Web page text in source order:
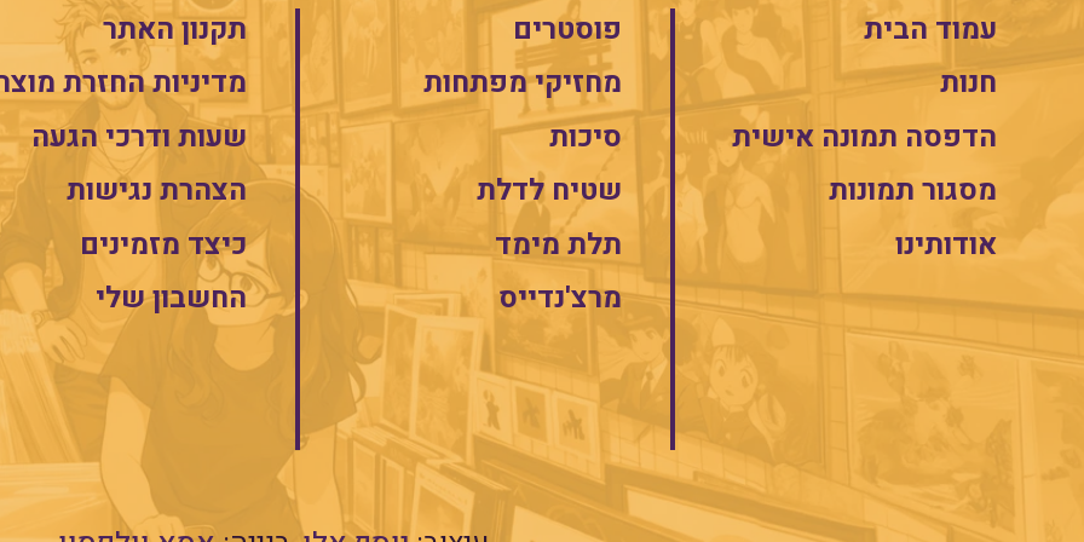
עמוד הבית
חנות
הדפסה תמונה אישית
מסגור תמונות
אודותינו
פוסטרים
מחזיקי מפתחות
סיכות
שטיח לדלת
תלת מימד
מרצ'נדייס
תקנון האתר
מדיניות החזרת
שעות ודרכי הגעה
הצהרת נגישות
כיצד מזמינים
החשבון שלי